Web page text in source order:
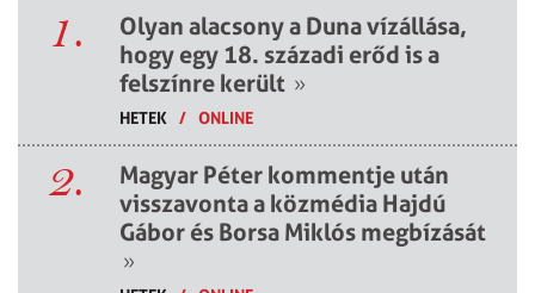
1.
Olyan alacsony a Duna vízállása,
hogy egy 18. századi erőd is a
felszínre került »
HETEK / ONLINE
2.
Magyar Péter kommentje után
visszavonta a közmédia Hajdú
Gábor és Borsa Miklós megbízását
»